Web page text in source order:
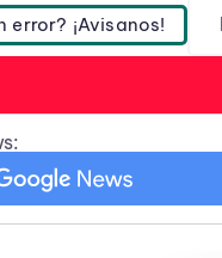
error? ¡Avisanos!